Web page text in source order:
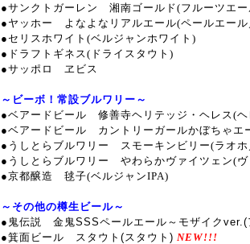
●サンクトガーレン 湘南ゴールド(フルーツエー
●ヤッホー よなよなリアルエール(ペールエール
●セリスホワイト(ベルジャンホワイト)
●ドラフトギネス(ドライスタウト)
●サッポロ ヱビス
～ビーボ！常設ブルワリー～
●ベアードビール 修善寺ヘリテッジ・ヘレス(
●ベアードビール カントリーガールかぼちゃエ
●うしとらブルワリー スモーキンビリー(ラオホ
●うしとらブルワリー やわらかヴァイツェン(ヴ
●京都醸造 毬子(ベルジャンIPA)
～その他の樽生ビール～
●鬼伝説 金鬼SSSペールエール～モザイクver.(
●箕面ビール スタウト(スタウト) NEW!!!